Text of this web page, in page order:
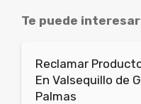
Te puede
Reclamar
En Valsequillo de
Palmas